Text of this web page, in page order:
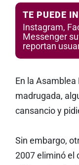
TE PUEDE
Instagram,
Messenger
reportan
En la
madrugada,
cansancio y
Sin embargo,
2007 eliminó el